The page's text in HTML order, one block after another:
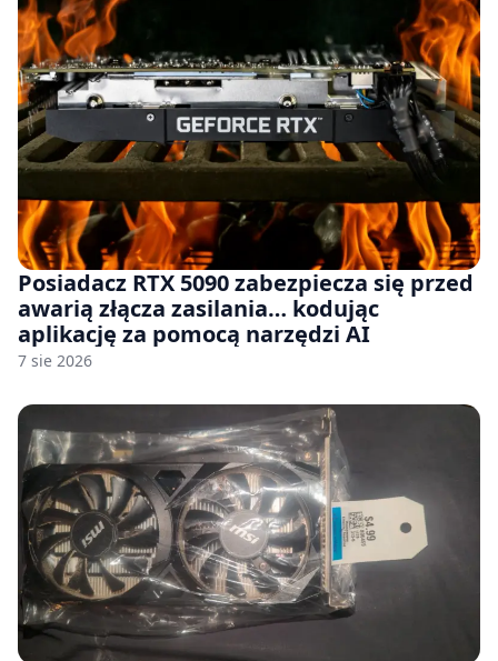
Posiadacz RTX 5090 zabezpiecza się przed
awarią złącza zasilania… kodując
aplikację za pomocą narzędzi AI
7 sie 2026